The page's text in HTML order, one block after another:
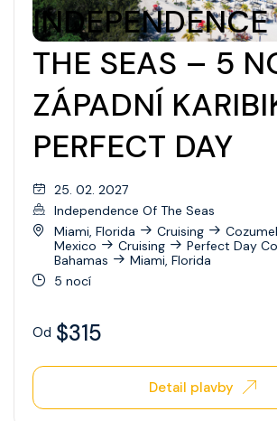
THE SEAS – 5
ZÁPADNÍ
PERFECT DAY
25. 02. 2027
Independence Of The Seas
Miami, Florida
Cruising
Cozumel,
Mexico
Cruising
Perfect Day
Bahamas
Miami, Florida
5 nocí
Od $315
Detail plavby